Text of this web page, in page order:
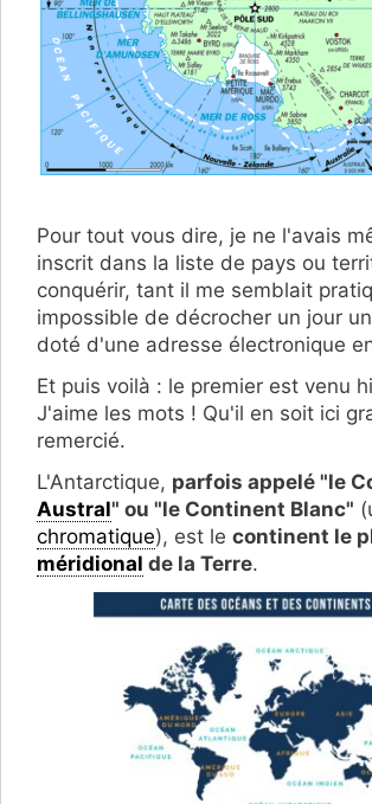
Pour tout vous dire, je ne l'avais
inscrit dans la liste de pays ou
conquérir, tant il me semblait
impossible de décrocher un jour
doté d'une adresse électronique
Et puis voilà : le premier est venu
J'aime les mots ! Qu'il en soit ici
remercié.
L'Antarctique, parfois appelé "le
Austral" ou "le Continent Blanc"
chromatique), est le continent le
méridional de la Terre.